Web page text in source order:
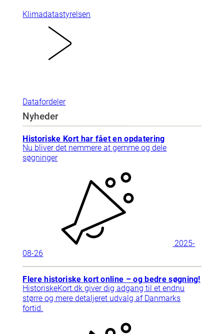
Klimadatastyrelsen
Datafordeler
Nyheder
Historiske Kort har fået en opdatering
Nu bliver det nemmere at gemme og dele
søgninger
2025-
08-26
Flere historiske kort online – og bedre søgning!
HistoriskeKort.dk giver dig adgang til et endnu
større og mere detaljeret udvalg af Danmarks
fortid.